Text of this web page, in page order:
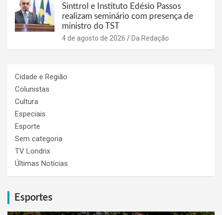
Sinttrol e Instituto Edésio Passos
realizam seminário com presença de
ministro do TST
4 de agosto de 2026 Da Redação
Cidade e Região
Colunistas
Cultura
Especiais
Esporte
Sem categoria
TV Londrix
Últimas Notícias
Esportes